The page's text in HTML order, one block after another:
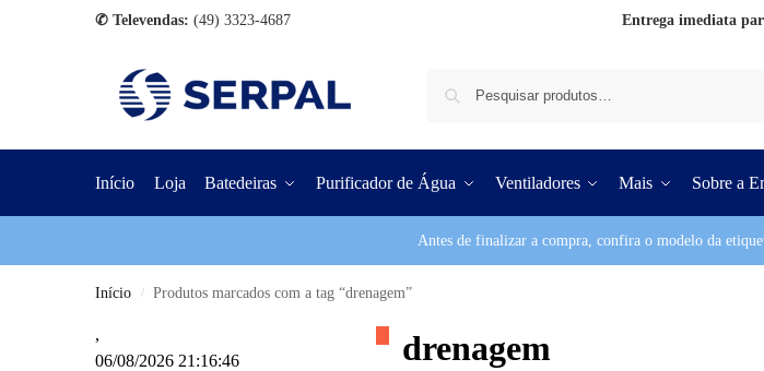
✆ Televendas: (49) 3323-4687 Entrega imediata
Início Loja Batedeiras Purificador de Água Ventiladores Mais Sobre a
Antes de finalizar a compra, confira o modelo da
Início / Produtos marcados com a tag “drenagem”
drenagem
,
06/08/2026 21:16:46